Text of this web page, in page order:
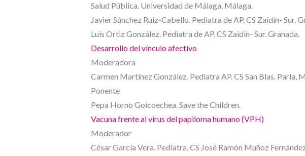
Salud Pública. Universidad de Málaga. Málaga.
Javier Sánchez Ruiz-Cabello. Pediatra de AP, CS Zaidín- Sur.
Luis Ortiz González. Pediatra de AP, CS Zaidín- Sur. Granada.
Desarrollo del vínculo afectivo
Moderadora
Carmen Martínez González. Pediatra AP. CS San Blas. Parla,
Ponente
Pepa Horno Goicoechea. Save the Children.
Vacuna frente al virus del papiloma humano (VPH)
Moderador
César García Vera. Pediatra, CS José Ramón Muñoz